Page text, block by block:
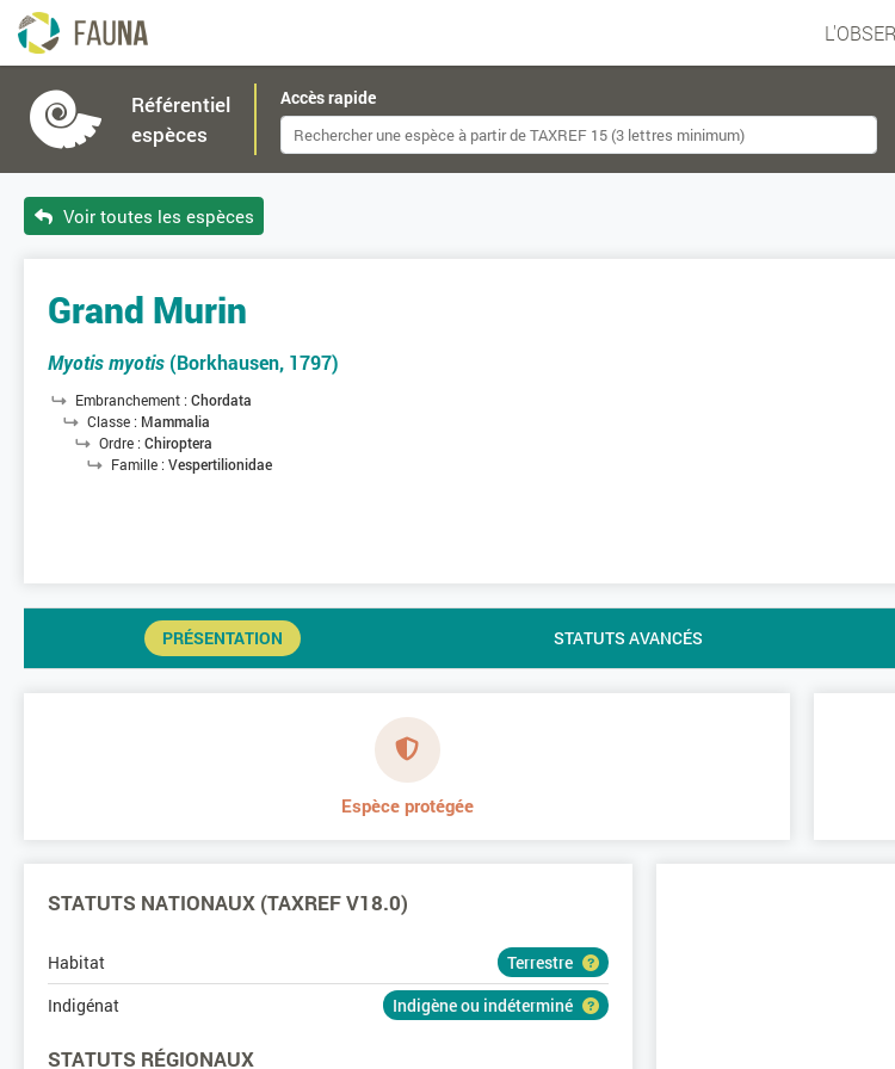
Référentiel
espèces
Accès rapide
Voir toutes les espèces
Grand Murin
Myotis myotis (Borkhausen, 1797)
Embranchement : Chordata
Classe : Mammalia
Ordre : Chiroptera
Famille : Vespertilionidae
PRÉSENTATION STATUTS AVANCÉS
Espèce protégée
STATUTS NATIONAUX (TAXREF V18.0)
Habitat
Terrestre
Indigénat
Indigène ou indéterminé
STATUTS RÉGIONAUX